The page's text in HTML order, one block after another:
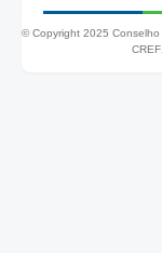
© Copyright 2025